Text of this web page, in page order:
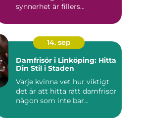
synnerhet är fillers...
14. sep
Damfrisör i Linköping: Hitta
Din Stil i Staden
Varje kvinna vet hur viktigt
det är att hitta rätt damfrisör
någon som inte bar...